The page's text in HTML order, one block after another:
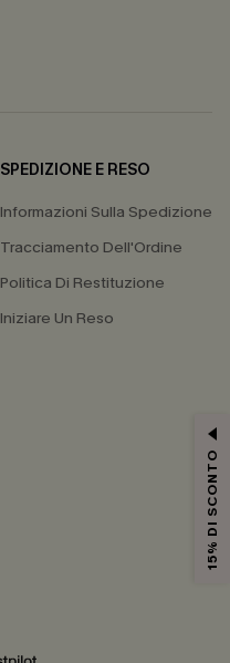
SPEDIZIONE E RESO
Informazioni Sulla Spedizione
Tracciamento Dell'Ordine
Politica Di Restituzione
Iniziare Un Reso
15% DI SCONTO